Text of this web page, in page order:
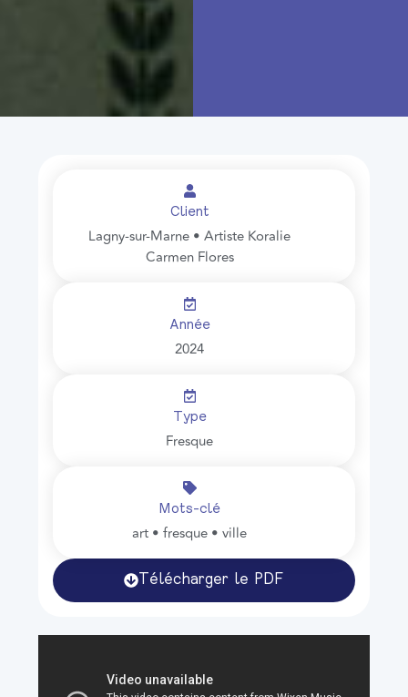
Client
Lagny-sur-Marne • Artiste Koralie
Carmen Flores
Année
2024
Type
Fresque
Mots-clé
art • fresque • ville
Télécharger le PDF